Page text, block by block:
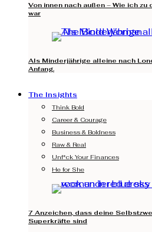
Von innen nach außen – Wie ich
war
Als Minderjährige alleine nach
Anfang.
The Insights
Think Bold
Career & Courage
Business & Boldness
Raw & Real
Unf*ck Your Finances
He for She
7 Anzeichen, dass deine
Superkräfte sind